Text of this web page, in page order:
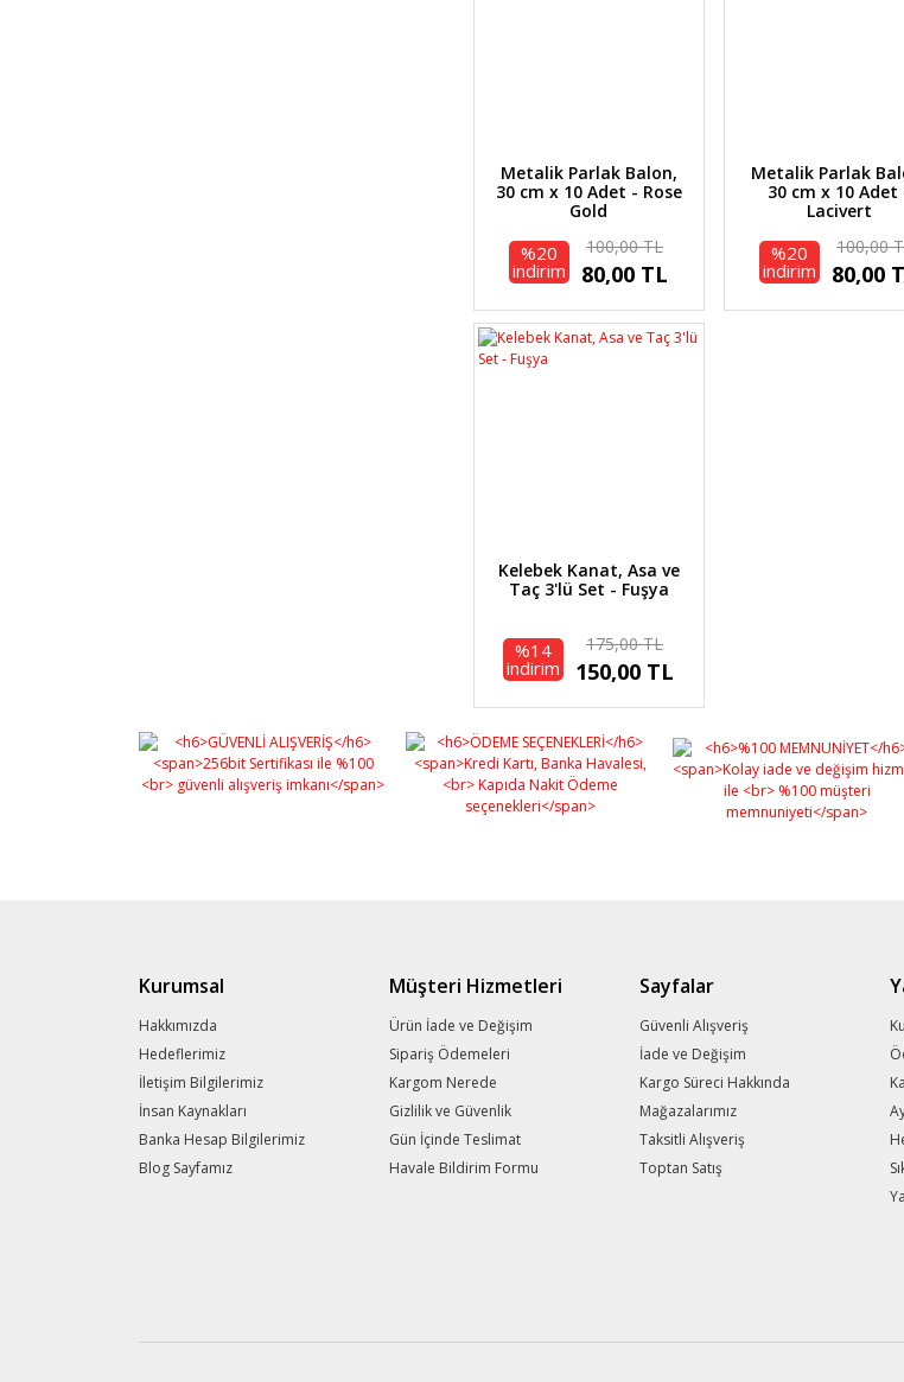
Metalik Parlak Balon,
30 cm x 10 Adet - Rose
Gold
%20
indirim
100,00 TL
80,00 TL
Metalik Parlak
30 cm x 10 Adet
Lacivert
%20
indirim
100,00
80,00
Kelebek Kanat, Asa ve
Taç 3'lü Set - Fuşya
%14
indirim
175,00 TL
150,00 TL
Kurumsal
Hakkımızda
Hedeflerimiz
İletişim Bilgilerimiz
İnsan Kaynakları
Banka Hesap Bilgilerimiz
Blog Sayfamız
Müşteri Hizmetleri
Ürün İade ve Değişim
Sipariş Ödemeleri
Kargom Nerede
Gizlilik ve Güvenlik
Gün İçinde Teslimat
Havale Bildirim Formu
Sayfalar
Güvenli Alışveriş
İade ve Değişim
Kargo Süreci Hakkında
Mağazalarımız
Taksitli Alışveriş
Toptan Satış